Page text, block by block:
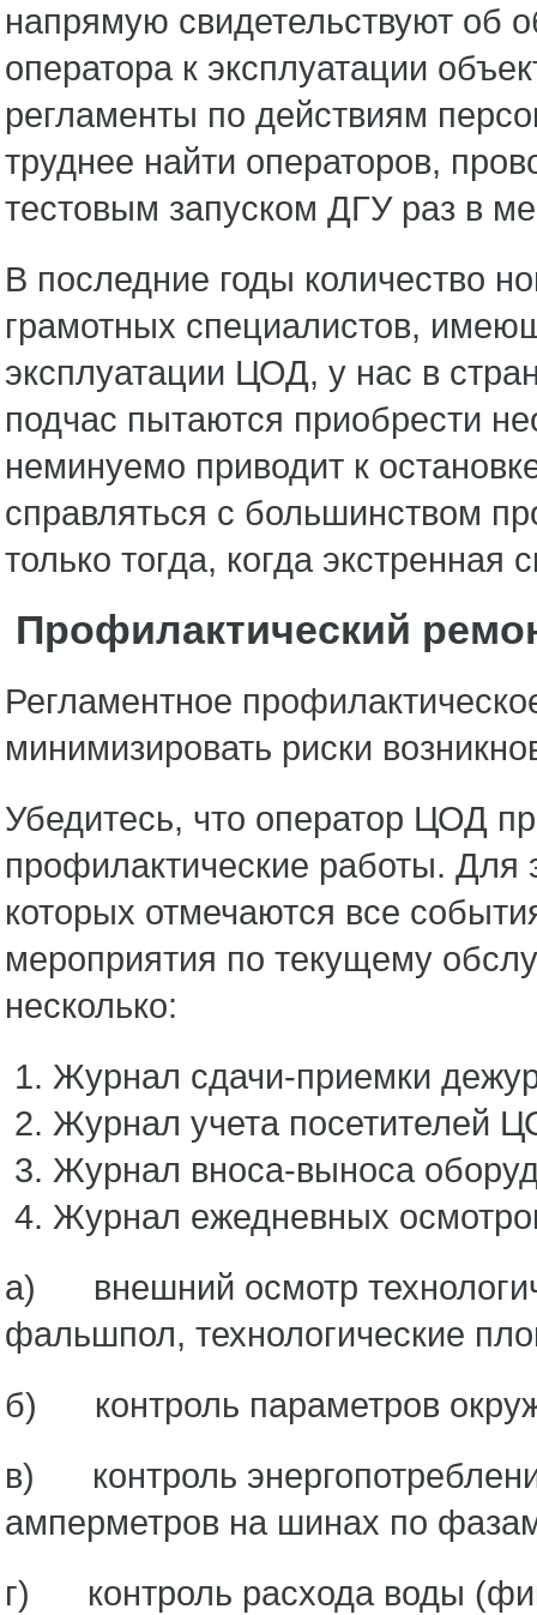
напрямую свидетельствуют об
оператора к эксплуатации
регламенты по действиям
труднее найти операторов,
тестовым запуском ДГУ раз в
В последние годы количество
грамотных специалистов,
эксплуатации ЦОД, у нас в
подчас пытаются приобрести
неминуемо приводит к
справляться с большинством
только тогда, когда
Профилактический
Регламентное
минимизировать риски
Убедитесь, что оператор ЦОД
профилактические работы. Для
которых отмечаются все
мероприятия по текущему
несколько:
Журнал сдачи-приемки
Журнал учета посетителей
Журнал вноса-выноса
Журнал ежедневных
а) внешний осмотр
фальшпол, технологические
б) контроль параметров
в) контроль
амперметров на шинах по
г) контроль расхода воды